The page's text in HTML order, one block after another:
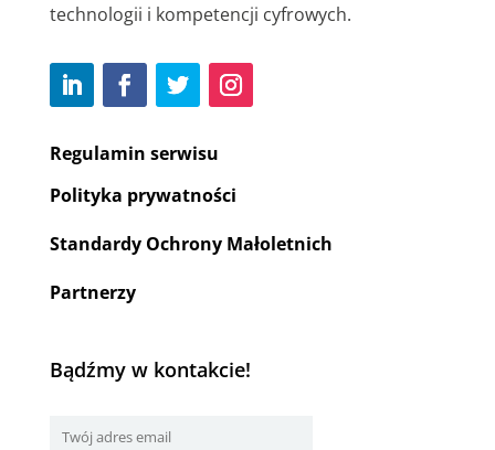
technologii i kompetencji cyfrowych.
Regulamin serwisu
Polityka prywatności
Standardy Ochrony Małoletnich
Partnerzy
Bądźmy w kontakcie!